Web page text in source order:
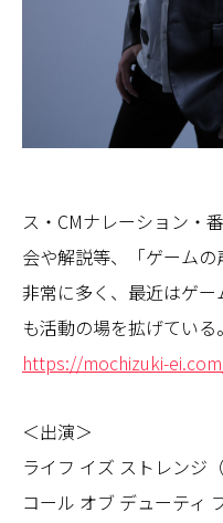
ス・CMナレーション・
会や解説等、「ゲーム
非常に多く、最近はゲ
も活動の場を拡げている。
https://mochizuki-
＜出演＞
ライフ イズ ストレンジ
コール オブ デューティ